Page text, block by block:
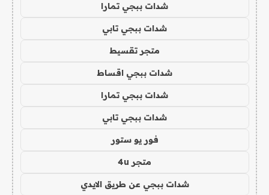
شدات ببجي تمارا
شدات ببجي تابي
متجر تقسيط
شدات ببجي اقساط
شدات ببجي تمارا
شدات ببجي تابي
فور يو ستور
متجر 4u
شدات ببجي عن طريق الايدي